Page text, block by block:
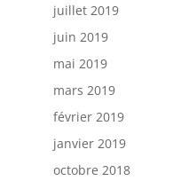
juillet 2019
juin 2019
mai 2019
mars 2019
février 2019
janvier 2019
octobre 2018